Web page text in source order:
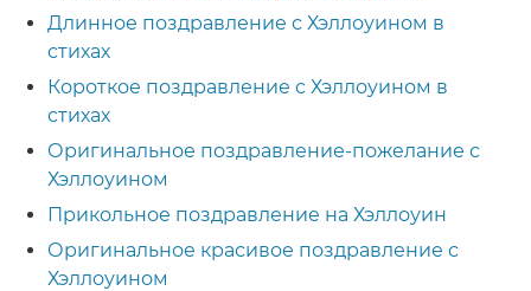
Длинное поздравление с Хэллоуином в
стихах
Короткое поздравление с Хэллоуином в
стихах
Оригинальное поздравление-пожелание с
Хэллоуином
Прикольное поздравление на Хэллоуин
Оригинальное красивое поздравление с
Хэллоуином